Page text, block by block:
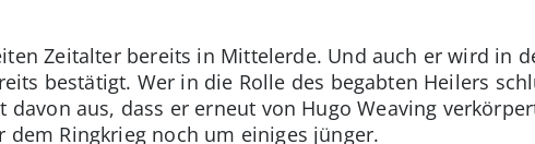
Zeitalter bereits in Mittelerde. Und auch er wird in
bestätigt. Wer in die Rolle des begabten Heilers
aus, dass er erneut von Hugo Weaving
dem Ringkrieg noch um einiges jünger.